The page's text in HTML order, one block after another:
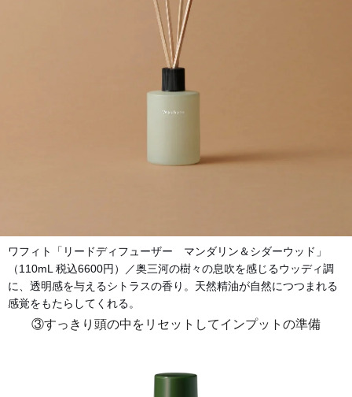
ワフィト「リードディフューザー マンダリン＆シダーウッド」
（110mL 税込6600円）／奥三河の樹々の息吹を感じるウッディ調
に、透明感を与えるシトラスの香り。天然精油が自然につつまれる
感覚をもたらしてくれる。
③すっきり頭の中をリセットしてインプットの準備